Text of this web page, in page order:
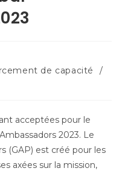
de capacité
/
acceptées pour le
2023. Le
(GAP) est créé pour les
axées sur la mission,